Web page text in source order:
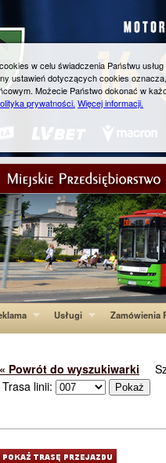
Usługi Zamówienia
« Powrót do wyszukiwarki
Trasa linii:
w celu świadczenia Państwu
ustawień dotyczących cookies
Możecie Państwo dokonać w
prywatności. Więcej informacji.